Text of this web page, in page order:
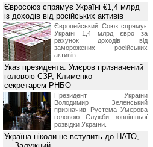
Євросоюз спрямує Україні €1,4 млрд
із доходів від російських активів
Європейський Союз спрямує
Україні 1,4 млрд євро за
рахунок доходів від
заморожених російських
активів.
Указ президента: Умєров призначений
головою СЗР, Клименко —
секретарем РНБО
Президент України
Володимир Зеленський
призначив Pустема Умєрова
головою Служби зовнішньої
розвідки України.
Україна ніколи не вступить до НАТО,